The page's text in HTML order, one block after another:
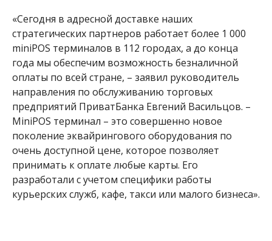
«Сегодня в адресной доставке наших
стратегических партнеров работает более 1 000
miniPOS терминалов в 112 городах, а до конца
года мы обеспечим возможность безналичной
оплаты по всей стране, – заявил руководитель
направления по обслуживанию торговых
предприятий ПриватБанка Евгений Васильцов. –
MiniPOS терминал – это совершенно новое
поколение эквайрингового оборудования по
очень доступной цене, которое позволяет
принимать к оплате любые карты. Его
разработали с учетом специфики работы
курьерских служб, кафе, такси или малого бизнеса».